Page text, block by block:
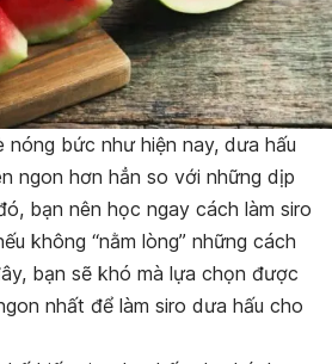
nóng bức như hiện nay, dưa hấu
ngon hơn hẳn so với những dịp
bạn nên học ngay cách làm siro
không “nằm lòng” những cách
bạn sẽ khó mà lựa chọn được
nhất để làm siro dưa hấu cho